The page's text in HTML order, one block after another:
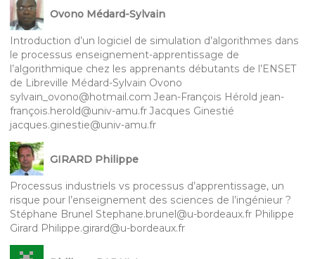
Ovono Médard-Sylvain
Introduction d’un logiciel de simulation d’algorithmes dans
le processus enseignement-apprentissage de
l’algorithmique chez les apprenants débutants de l’ENSET
de Libreville Médard-Sylvain Ovono
sylvain_ovono@hotmail.com Jean-François Hérold jean-
françois.herold@univ-amu.fr Jacques Ginestié
jacques.ginestie@univ-amu.fr
GIRARD Philippe
Processus industriels vs processus d’apprentissage, un
risque pour l’enseignement des sciences de l’ingénieur ?
Stéphane Brunel Stephane.brunel@u-bordeaux.fr Philippe
Girard Philippe.girard@u-bordeaux.fr